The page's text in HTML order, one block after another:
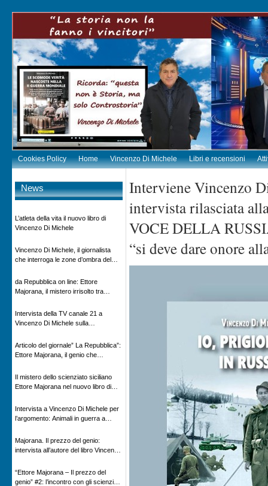
Cookies Policy Home Vincenzo Di Michele Libri e recensioni
News
L’atleta della vita il nuovo libro di
Vincenzo Di Michele
Vincenzo Di Michele, il giornalista
che interroga le zone d’ombra del
da Repubblica on line: Ettore
Majorana, il mistero irrisolto tra
Intervista della TV canale 21 a
Vincenzo Di Michele sulla
Articolo del giornale” La Repubblica”:
Ettore Majorana, il genio che
Il mistero dello scienziato siciliano
Ettore Majorana nel nuovo libro di
Adnkronos
Intervista a Vincenzo Di Michele per
l’argomento: Animali in guerra a
in onda su Espansione TV
Majorana. Il prezzo del genio:
intervista all’autore del libro Vincenzo
“Ettore Majorana ‒ Il prezzo del
genio” #2: l’incontro con gli scienziati
Interviene Vincenzo
intervista rilasciata
VOCE DELLA
“si deve dare onore